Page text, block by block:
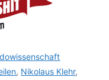
, Nikolaus Klehr,